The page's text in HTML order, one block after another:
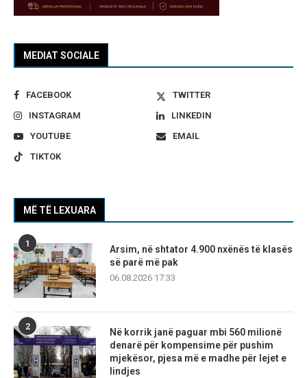
MEDIAT SOCIALE
FACEBOOK
TWITTER
INSTAGRAM
LINKEDIN
YOUTUBE
EMAIL
TIKTOK
MË TË LEXUARA
1
Arsim, në shtator 4.900 nxënës të klasës
së parë më pak
06.08.2026 17:33
2
Në korrik janë paguar mbi 560 milionë
denarë për kompensime për pushim
mjekësor, pjesa më e madhe për lejet e
lindjes